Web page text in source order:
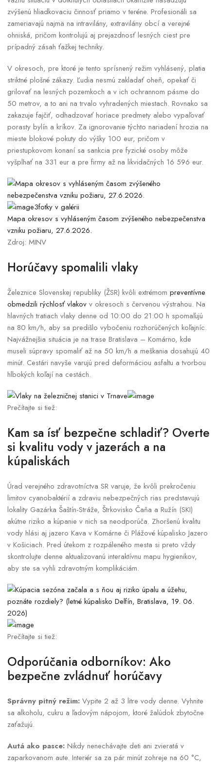
zvýšenú hliadkovaciu činnosť priamo v teréne. Profesionáli sa
zameriavajú najmä na intravilány, extravilány obcí a verejné
ohniská, pričom kontrolujú aj prejazdnosť lesných ciest pre
prípadný zásah ťažkej techniky.
V okresoch, pre ktoré je tento sprísnený režim vyhlásený, platia
striktné plošné zákazy. Ľudia nesmú zakladať oheň, opekať či
grilovať na lesných pozemkoch a v ich ochrannom pásme do
50 metrov, a to ani na trvalo vyhradených miestach. Rovnako sa
zakazuje fajčiť, odhadzovať horiace predmety alebo vypaľovať
porasty bylín a kríkov. Za ignorovanie týchto nariadení hrozia na
mieste blokové pokuty do výšky 100 eur, pričom v
priestupkovom konaní sa sankcia pre fyzické osoby môže
vyšplhať na 331 eur a pre firmy až na likvidačných 16 596 eur.
3fotky v galérii
Mapa okresov s vyhláseným časom zvýšeného nebezpečenstva
vzniku požiaru, 27.6.2026.
Zdroj: MINV
Horúčavy spomalili vlaky
Železnice Slovenskej republiky (ŽSR) kvôli extrémom preventívne
obmedzili rýchlosť vlakov v okresoch s červenou výstrahou. Na
hlavných tratiach vlaky denne od 10:00 do 21:00 h spomaľujú
na 80 km/h, aby sa predišlo vybočeniu rozhorúčených koľajníc.
Najvážnejšia situácia je na trase Bratislava – Komárno, kde
museli súpravy spomaliť až na 50 km/h a meškania dosahujú 40
minút. Cestári navyše varujú pred deformáciou asfaltu a tvorbou
hlbokých koľají na cestách.
Prečítajte si tiež:
Kam sa ísť bezpečne schladiť? Overte
si kvalitu vody v jazerách a na
kúpaliskách
Úrad verejného zdravotníctva SR varuje, že kvôli prekročeniu
limitov cyanobaktérií a zdraviu nebezpečných rias predstavujú
lokality Gazárka Šaštín-Stráže, Štrkovisko Čaňa a Ružín (SKI)
akútne riziko a kúpanie v nich sa neodporúča. Zhoršenú kvalitu
vody hlási aj jazero Kava v Komárne či Plážové kúpalisko Jazero
v Košiciach. Pred útekom z rozpáleného mesta si preto vždy
skontrolujte denne aktualizovanú interaktívnu mapu hygienikov,
aby ste sa vyhli zdravotným komplikáciám.
Prečítajte si tiež:
Odporúčania odborníkov: Ako
bezpečne zvládnuť horúčavy
Správny pitný režim: Vypite 2 až 3 litre vody denne. Vyhnite
sa alkoholu, cukru a ľadovým nápojom, ktoré žalúdok zbytočne
zaťažujú.
Autá ako pasce: Nikdy nenechávajte deti ani zvieratá v
zaparkovanom aute. Interiér sa za pár minút zohreje na 60 °C,